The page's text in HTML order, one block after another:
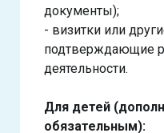
документы);
- визитки или
подтверждающие
деятельности.
Для детей
обязательным):